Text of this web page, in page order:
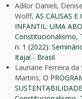
Adilor Danieli,
Wolff, AS CAUSAS
INFANTIL: UMA
Constitucionalismo,
n. 1 (2022):
Itajaí - Brasil
Lauriane Ferreira
Martins, O